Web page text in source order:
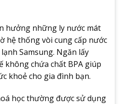
hưởng những ly nước mát
hệ thống vòi cung cấp nước
Samsung. Ngăn lấy
không chứa chất BPA giúp
khoẻ cho gia đình bạn.
học thường được sử dụng